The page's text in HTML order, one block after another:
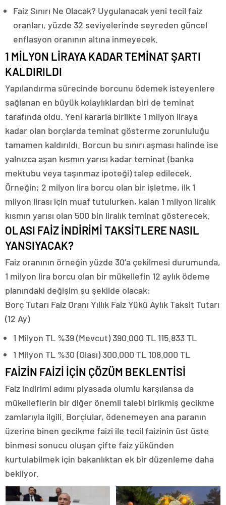
Faiz Sınırı Ne Olacak? Uygulanacak yeni tecil faiz
oranları, yüzde 32 seviyelerinde seyreden güncel
enflasyon oranının altına inmeyecek.
1 MİLYON LİRAYA KADAR TEMİNAT ŞARTI
KALDIRILDI
Yapılandırma sürecinde borcunu ödemek isteyenlere
sağlanan en büyük kolaylıklardan biri de teminat
tarafında oldu. Yeni kararla birlikte 1 milyon liraya
kadar olan borçlarda teminat gösterme zorunluluğu
tamamen kaldırıldı. Borcun bu sınırı aşması halinde ise
yalnızca aşan kısmın yarısı kadar teminat (banka
mektubu veya taşınmaz ipoteği) talep edilecek.
Örneğin; 2 milyon lira borcu olan bir işletme, ilk 1
milyon lirası için muaf tutulurken, kalan 1 milyon liralık
kısmın yarısı olan 500 bin liralık teminat gösterecek.
OLASI FAİZ İNDİRİMİ TAKSİTLERE NASIL
YANSIYACAK?
Faiz oranının örneğin yüzde 30’a çekilmesi durumunda,
1 milyon lira borcu olan bir mükellefin 12 aylık ödeme
planındaki değişim şu şekilde olacak:
Borç Tutarı Faiz Oranı Yıllık Faiz Yükü Aylık Taksit Tutarı
(12 Ay)
1 Milyon TL %39 (Mevcut) 390.000 TL 115.833 TL
1 Milyon TL %30 (Olası) 300.000 TL 108.000 TL
FAİZİN FAİZİ İÇİN ÇÖZÜM BEKLENTİSİ
Faiz indirimi adımı piyasada olumlu karşılansa da
mükelleflerin bir diğer önemli talebi birikmiş gecikme
zamlarıyla ilgili. Borçlular, ödenemeyen ana paranın
üzerine binen gecikme faizi ile tecil faizinin üst üste
binmesi sonucu oluşan çifte faiz yükünden
kurtulabilmek için bakanlıktan ek bir düzenleme daha
bekliyor.